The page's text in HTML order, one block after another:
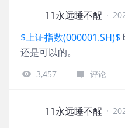
11永远睡不醒 ·
$上证指数(000001.SH)$
还是可以的。
3,457 评论
11永远睡不醒 ·